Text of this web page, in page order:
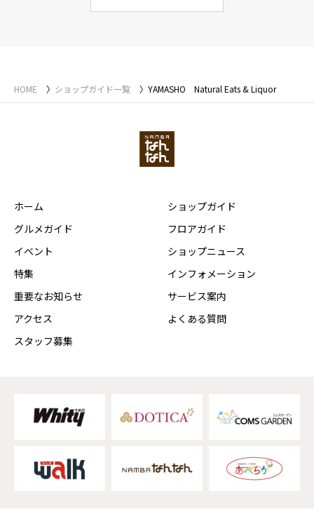
HOME ショップガイド一覧 YAMASHO Natural Eats & Liquor
ホーム
グルメガイド
イベント
特集
重要なお知らせ
アクセス
スタッフ募集
ショップガイド
フロアガイド
ショップニュース
インフォメーション
サービス案内
よくある質問